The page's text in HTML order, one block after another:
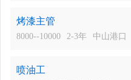
烤漆主管
8000--10000 2-3年 中山港口
喷油工